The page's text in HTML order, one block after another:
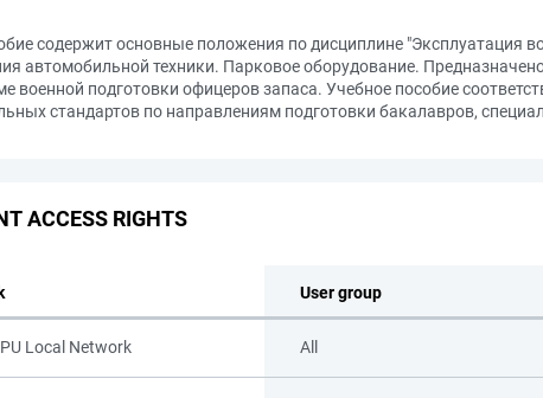
содержит основные положения по дисциплине "Эксплуатация
автомобильной техники. Парковое оборудование.
военной подготовки офицеров запаса. Учебное пособие
стандартов по направлениям подготовки бакалавров,
ACCESS RIGHTS
User group
Local Network All